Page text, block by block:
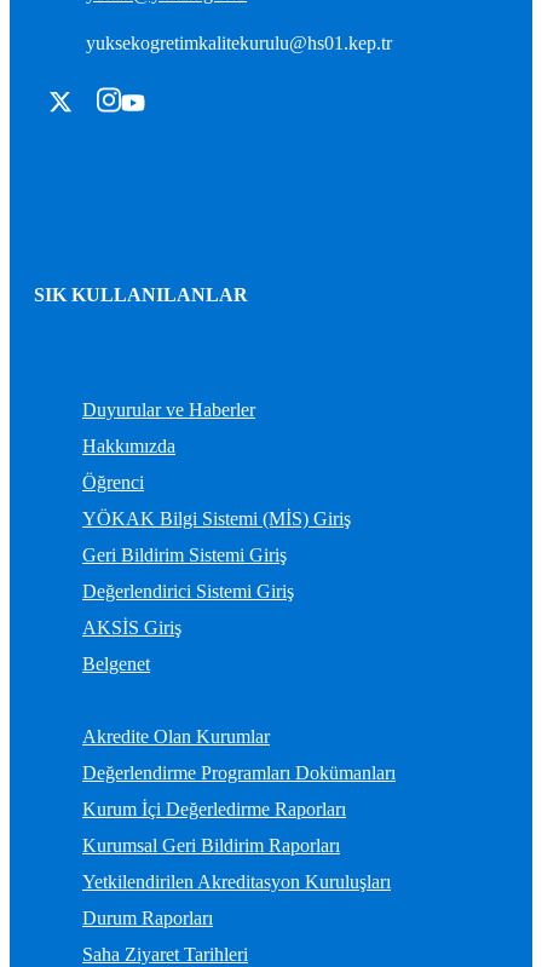
yuksekogretimkalitekurulu@hs01.kep.tr
SIK KULLANILANLAR
Duyurular ve Haberler
Hakkımızda
Öğrenci
YÖKAK Bilgi Sistemi (MİS) Giriş
Geri Bildirim Sistemi Giriş
Değerlendirici Sistemi Giriş
AKSİS Giriş
Belgenet
Akredite Olan Kurumlar
Değerlendirme Programları Dokümanları
Kurum İçi Değerledirme Raporları
Kurumsal Geri Bildirim Raporları
Yetkilendirilen Akreditasyon Kuruluşları
Durum Raporları
Saha Ziyaret Tarihleri